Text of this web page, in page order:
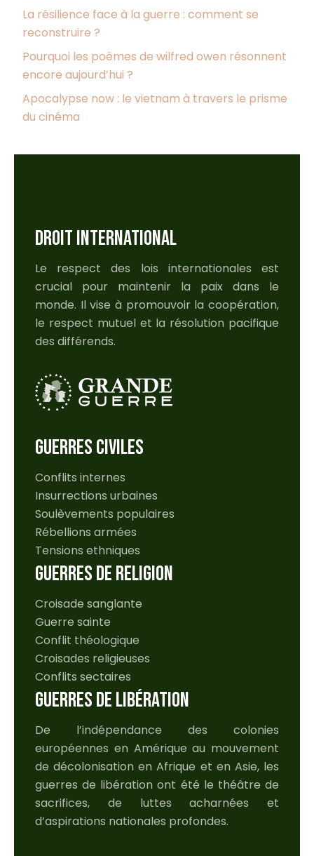
La résilience face à la guerre : comment se
reconstruire ?
Pourquoi les poèmes de wilfred owen résonnent
encore aujourd’hui ?
Apocalypse now : le vietnam à travers le prisme
du cinéma
DROIT INTERNATIONAL
Le respect des lois internationales est
crucial pour maintenir la paix dans le
monde. Il vise à promouvoir la coopération,
le respect mutuel et la résolution pacifique
des différends.
GUERRES CIVILES
Conflits internes
Insurrections urbaines
Soulèvements populaires
Rébellions armées
Tensions ethniques
GUERRES DE RELIGION
Croisade sanglante
Guerre sainte
Conflit théologique
Croisades religieuses
Conflits sectaires
GUERRES DE LIBÉRATION
De l’indépendance des colonies
européennes en Amérique au mouvement
de décolonisation en Afrique et en Asie, les
guerres de libération ont été le théâtre de
sacrifices, de luttes acharnées et
d’aspirations nationales profondes.